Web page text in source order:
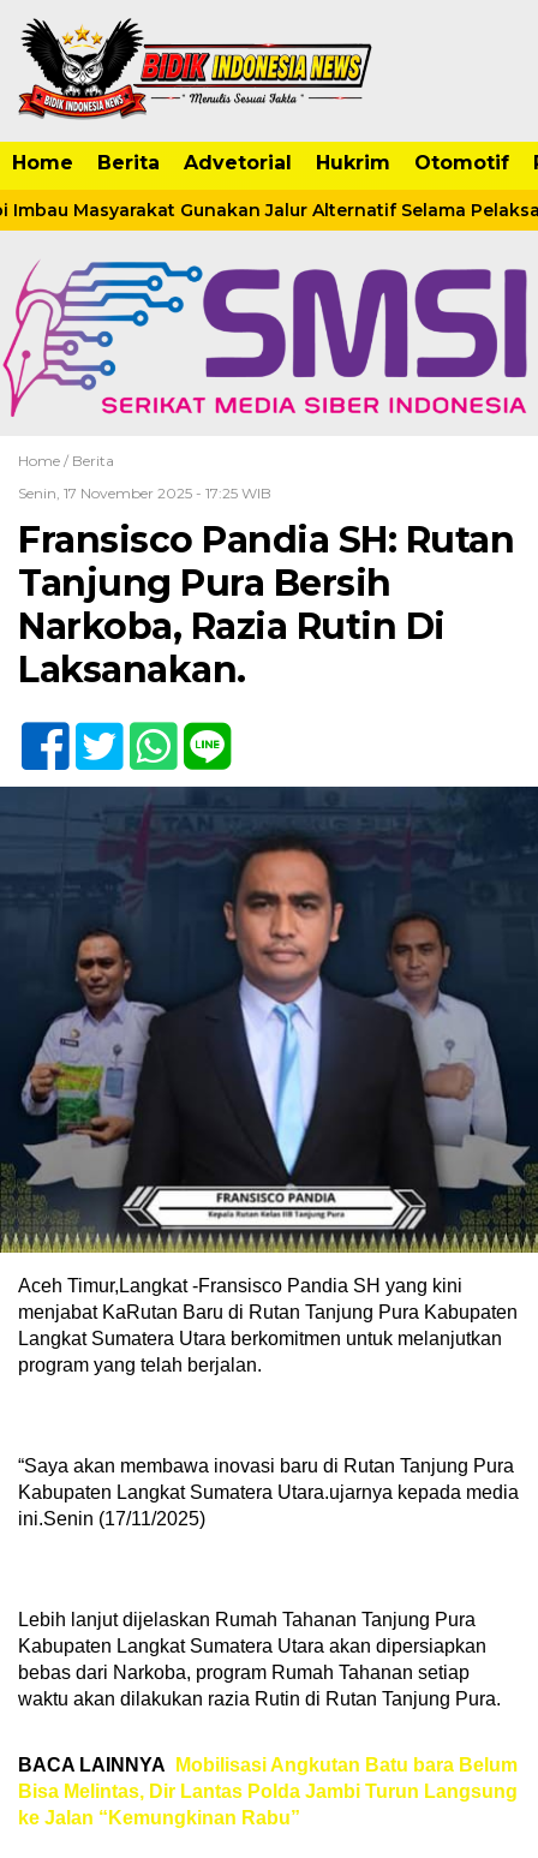
Home Berita Advetorial Hukrim Otomotif
Masyarakat Gunakan Jalur Alternatif Selama
Home / Berita
Senin, 17 November 2025 - 17:25 WIB
Fransisco Pandia SH: Rutan
Tanjung Pura Bersih
Narkoba, Razia Rutin Di
Laksanakan.
Aceh Timur,Langkat -Fransisco Pandia SH yang kini
menjabat KaRutan Baru di Rutan Tanjung Pura Kabupaten
Langkat Sumatera Utara berkomitmen untuk melanjutkan
program yang telah berjalan.
“Saya akan membawa inovasi baru di Rutan Tanjung Pura
Kabupaten Langkat Sumatera Utara.ujarnya kepada media
ini.Senin (17/11/2025)
Lebih lanjut dijelaskan Rumah Tahanan Tanjung Pura
Kabupaten Langkat Sumatera Utara akan dipersiapkan
bebas dari Narkoba, program Rumah Tahanan setiap
waktu akan dilakukan razia Rutin di Rutan Tanjung Pura.
BACA LAINNYA
Mobilisasi Angkutan Batu bara Belum
Bisa Melintas, Dir Lantas Polda Jambi Turun Langsung
ke Jalan “Kemungkinan Rabu”